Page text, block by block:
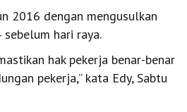
2016 dengan mengusulkan
hari raya.
hak pekerja benar-benar
pekerja,” kata Edy, Sabtu